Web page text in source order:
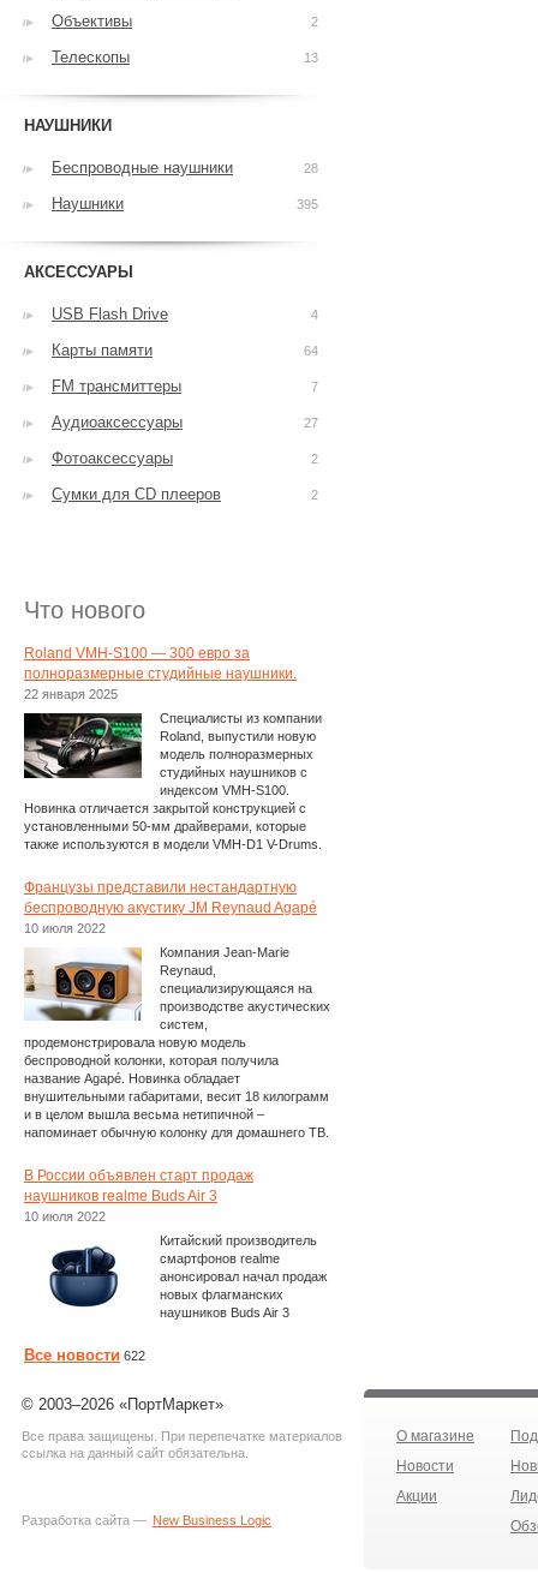
Объективы 2
Телескопы 13
НАУШНИКИ
Беспроводные наушники 28
Наушники 395
АКСЕССУАРЫ
USB Flash Drive 4
Карты памяти 64
FM трансмиттеры 7
Аудиоаксессуары 27
Фотоаксессуары 2
Сумки для CD плееров 2
Что нового
Roland VMH-S100 — 300 евро за
полноразмерные студийные наушники.
22 января 2025
Специалисты из компании
Roland, выпустили новую
модель полноразмерных
студийных наушников с
индексом VMH-S100.
Новинка отличается закрытой конструкцией с
установленными 50-мм драйверами, которые
также используются в модели VMH-D1 V-Drums.
Французы представили нестандартную
беспроводную акустику JM Reynaud Agapé
10 июля 2022
Компания Jean-Marie
Reynaud,
специализирующаяся на
производстве акустических
систем,
продемонстрировала новую модель
беспроводной колонки, которая получила
название Agapé. Новинка обладает
внушительными габаритами, весит 18 килограмм
и в целом вышла весьма нетипичной –
напоминает обычную колонку для домашнего ТВ.
В России объявлен старт продаж
наушников realme Buds Air 3
10 июля 2022
Китайский производитель
смартфонов realme
анонсировал начал продаж
новых флагманских
наушников Buds Air 3
Все новости 622
© 2003–2026 «ПортМаркет»
Все права защищены. При перепечатке материалов
ссылка на данный сайт обязательна.
Разработка сайта — New Business Logic
О магазине
Новости
Акции